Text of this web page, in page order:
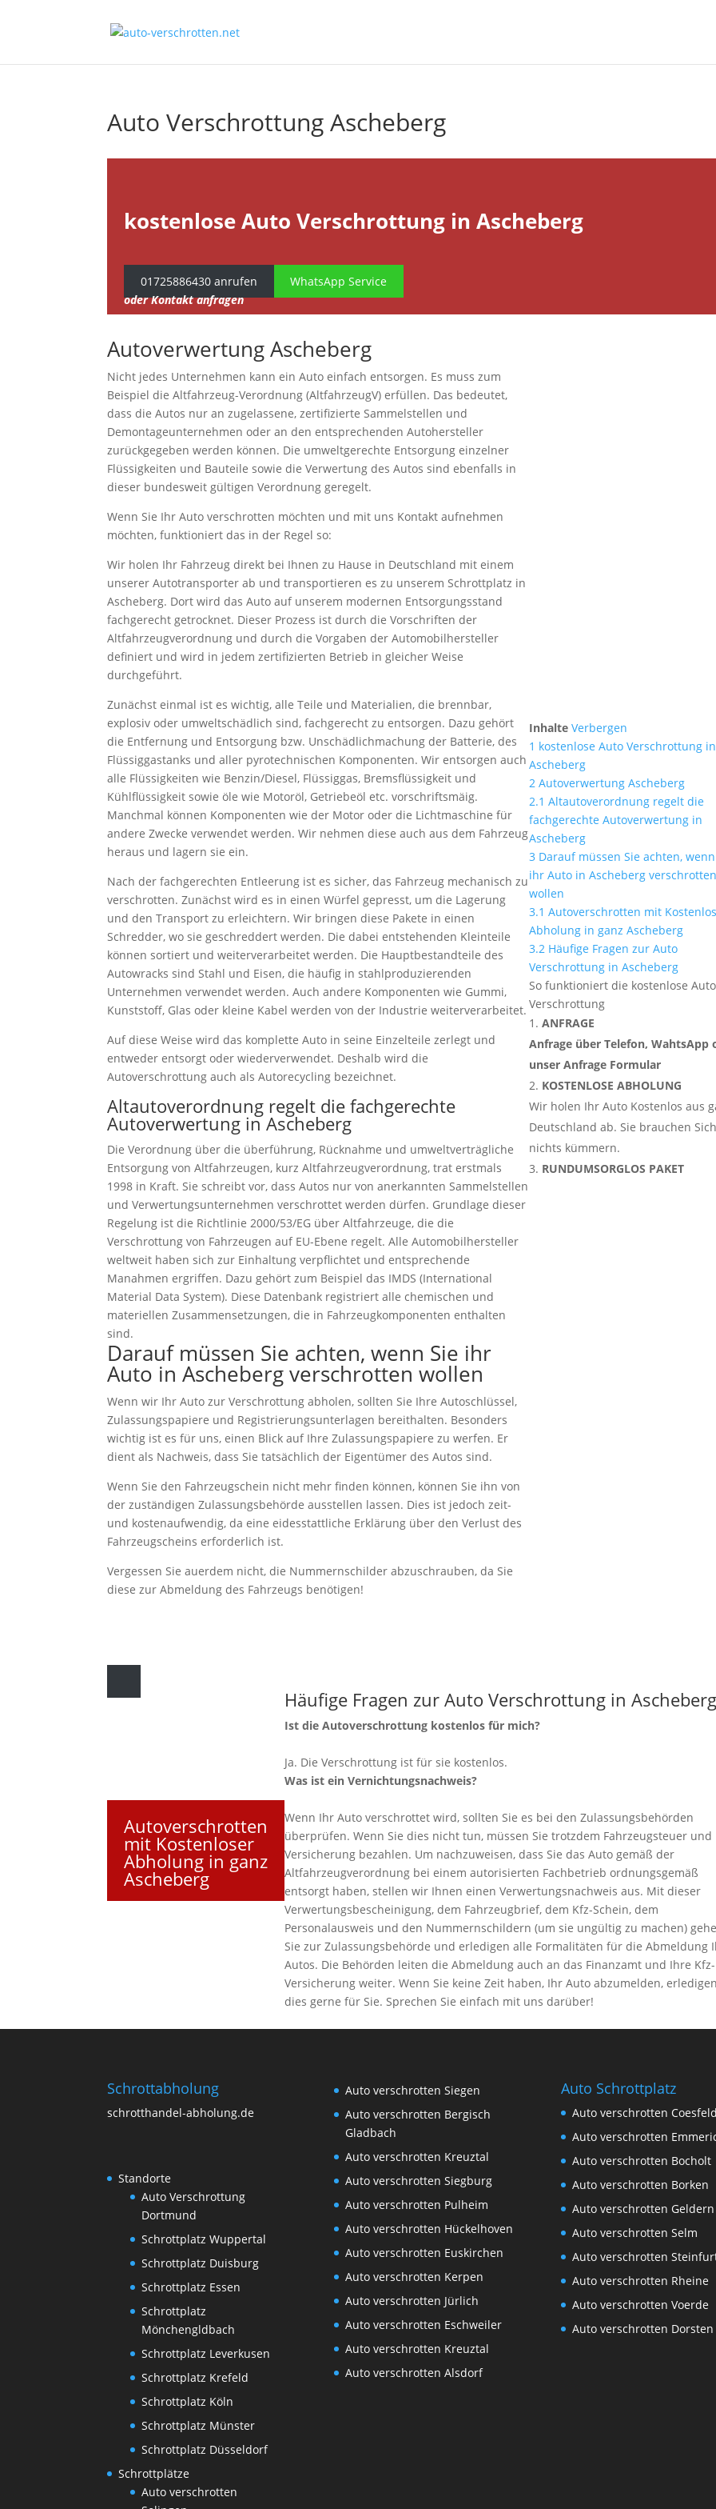
Auto Verschrottung Ascheberg
kostenlose Auto Verschrottung in Ascheberg
01725886430 anrufen
WhatsApp Service
oder Kontakt anfragen
Autoverwertung Ascheberg
Nicht jedes Unternehmen kann ein Auto einfach entsorgen. Es muss zum
Beispiel die Altfahrzeug-Verordnung (AltfahrzeugV) erfüllen. Das bedeutet,
dass die Autos nur an zugelassene, zertifizierte Sammelstellen und
Demontageunternehmen oder an den entsprechenden Autohersteller
zurückgegeben werden können. Die umweltgerechte Entsorgung einzelner
Flüssigkeiten und Bauteile sowie die Verwertung des Autos sind ebenfalls in
dieser bundesweit gültigen Verordnung geregelt.
Wenn Sie Ihr Auto verschrotten möchten und mit uns Kontakt aufnehmen
möchten, funktioniert das in der Regel so:
Wir holen Ihr Fahrzeug direkt bei Ihnen zu Hause in Deutschland mit einem
unserer Autotransporter ab und transportieren es zu unserem Schrottplatz in
Ascheberg. Dort wird das Auto auf unserem modernen Entsorgungsstand
fachgerecht getrocknet. Dieser Prozess ist durch die Vorschriften der
Altfahrzeugverordnung und durch die Vorgaben der Automobilhersteller
definiert und wird in jedem zertifizierten Betrieb in gleicher Weise
durchgeführt.
Zunächst einmal ist es wichtig, alle Teile und Materialien, die brennbar,
explosiv oder umweltschädlich sind, fachgerecht zu entsorgen. Dazu gehört
die Entfernung und Entsorgung bzw. Unschädlichmachung der Batterie, des
Flüssiggastanks und aller pyrotechnischen Komponenten. Wir entsorgen auch
alle Flüssigkeiten wie Benzin/Diesel, Flüssiggas, Bremsflüssigkeit und
Kühlflüssigkeit sowie öle wie Motoröl, Getriebeöl etc. vorschriftsmäig.
Manchmal können Komponenten wie der Motor oder die Lichtmaschine für
andere Zwecke verwendet werden. Wir nehmen diese auch aus dem Fahrzeug
heraus und lagern sie ein.
Nach der fachgerechten Entleerung ist es sicher, das Fahrzeug mechanisch zu
verschrotten. Zunächst wird es in einen Würfel gepresst, um die Lagerung
und den Transport zu erleichtern. Wir bringen diese Pakete in einen
Schredder, wo sie geschreddert werden. Die dabei entstehenden Kleinteile
können sortiert und weiterverarbeitet werden. Die Hauptbestandteile des
Autowracks sind Stahl und Eisen, die häufig in stahlproduzierenden
Unternehmen verwendet werden. Auch andere Komponenten wie Gummi,
Kunststoff, Glas oder kleine Kabel werden von der Industrie weiterverarbeitet.
Auf diese Weise wird das komplette Auto in seine Einzelteile zerlegt und
entweder entsorgt oder wiederverwendet. Deshalb wird die
Autoverschrottung auch als Autorecycling bezeichnet.
Altautoverordnung regelt die fachgerechte
Autoverwertung in Ascheberg
Die Verordnung über die überführung, Rücknahme und umweltverträgliche
Entsorgung von Altfahrzeugen, kurz Altfahrzeugverordnung, trat erstmals
1998 in Kraft. Sie schreibt vor, dass Autos nur von anerkannten Sammelstellen
und Verwertungsunternehmen verschrottet werden dürfen. Grundlage dieser
Regelung ist die Richtlinie 2000/53/EG über Altfahrzeuge, die die
Verschrottung von Fahrzeugen auf EU-Ebene regelt. Alle Automobilhersteller
weltweit haben sich zur Einhaltung verpflichtet und entsprechende
Manahmen ergriffen. Dazu gehört zum Beispiel das IMDS (International
Material Data System). Diese Datenbank registriert alle chemischen und
materiellen Zusammensetzungen, die in Fahrzeugkomponenten enthalten
sind.
Darauf müssen Sie achten, wenn Sie ihr
Auto in Ascheberg verschrotten wollen
Wenn wir Ihr Auto zur Verschrottung abholen, sollten Sie Ihre Autoschlüssel,
Zulassungspapiere und Registrierungsunterlagen bereithalten. Besonders
wichtig ist es für uns, einen Blick auf Ihre Zulassungspapiere zu werfen. Er
dient als Nachweis, dass Sie tatsächlich der Eigentümer des Autos sind.
Wenn Sie den Fahrzeugschein nicht mehr finden können, können Sie ihn von
der zuständigen Zulassungsbehörde ausstellen lassen. Dies ist jedoch zeit-
und kostenaufwendig, da eine eidesstattliche Erklärung über den Verlust des
Fahrzeugscheins erforderlich ist.
Vergessen Sie auerdem nicht, die Nummernschilder abzuschrauben, da Sie
diese zur Abmeldung des Fahrzeugs benötigen!
Inhalte Verbergen
1 kostenlose Auto Verschrottung in
Ascheberg
2 Autoverwertung Ascheberg
2.1 Altautoverordnung regelt die
fachgerechte Autoverwertung in
Ascheberg
3 Darauf müssen Sie achten,
ihr Auto in Ascheberg
wollen
3.1 Autoverschrotten mit
Abholung in ganz Ascheberg
3.2 Häufige Fragen zur Auto
Verschrottung in Ascheberg
So funktioniert die kostenlose Auto
Verschrottung
ANFRAGE
Anfrage über Telefon, WahtsApp
unser Anfrage Formular
KOSTENLOSE ABHOLUNG
Wir holen Ihr Auto Kostenlos aus
Deutschland ab. Sie brauchen
nichts kümmern.
RUNDUMSORGLOS PAKET
Autoverschrotten
mit Kostenloser
Abholung in ganz
Ascheberg
Häufige Fragen zur Auto Verschrottung in
Ist die Autoverschrottung kostenlos für mich?
Ja. Die Verschrottung ist für sie kostenlos.
Was ist ein Vernichtungsnachweis?
Wenn Ihr Auto verschrottet wird, sollten Sie es bei den Zulassungsbehörden
überprüfen. Wenn Sie dies nicht tun, müssen Sie trotzdem Fahrzeugsteuer und
Versicherung bezahlen. Um nachzuweisen, dass Sie das Auto gemäß der
Altfahrzeugverordnung bei einem autorisierten Fachbetrieb ordnungsgemäß
entsorgt haben, stellen wir Ihnen einen Verwertungsnachweis aus. Mit dieser
Verwertungsbescheinigung, dem Fahrzeugbrief, dem Kfz-Schein, dem
Personalausweis und den Nummernschildern (um sie ungültig zu machen)
Sie zur Zulassungsbehörde und erledigen alle Formalitäten für die Abmeldung
Autos. Die Behörden leiten die Abmeldung auch an das Finanzamt und Ihre Kfz-
Versicherung weiter. Wenn Sie keine Zeit haben, Ihr Auto abzumelden,
dies gerne für Sie. Sprechen Sie einfach mit uns darüber!
Schrottabholung
schrotthandel-abholung.de
Standorte
Auto Verschrottung
Dortmund
Schrottplatz Wuppertal
Schrottplatz Duisburg
Schrottplatz Essen
Schrottplatz
Mönchengldbach
Schrottplatz Leverkusen
Schrottplatz Krefeld
Schrottplatz Köln
Schrottplatz Münster
Schrottplatz Düsseldorf
Schrottplätze
Auto verschrotten
Auto verschrotten Siegen
Auto verschrotten Bergisch
Gladbach
Auto verschrotten Kreuztal
Auto verschrotten Siegburg
Auto verschrotten Pulheim
Auto verschrotten Hückelhoven
Auto verschrotten Euskirchen
Auto verschrotten Kerpen
Auto verschrotten Jürlich
Auto verschrotten Eschweiler
Auto verschrotten Kreuztal
Auto verschrotten Alsdorf
Auto Schrottplatz
Auto verschrotten
Auto verschrotten
Auto verschrotten Bocholt
Auto verschrotten Borken
Auto verschrotten Geldern
Auto verschrotten Selm
Auto verschrotten
Auto verschrotten Rheine
Auto verschrotten Voerde
Auto verschrotten Dorsten